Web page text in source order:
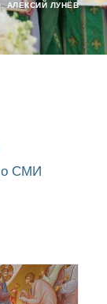
АЛЕКСИЙ ЛУНЁВ
СМИ